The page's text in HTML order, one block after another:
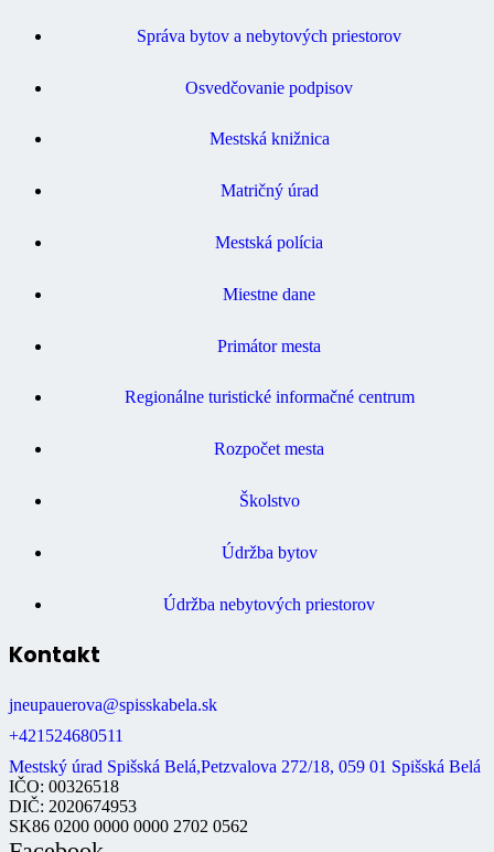
Správa bytov a nebytových priestorov
Osvedčovanie podpisov
Mestská knižnica
Matričný úrad
Mestská polícia
Miestne dane
Primátor mesta
Regionálne turistické informačné centrum
Rozpočet mesta
Školstvo
Údržba bytov
Údržba nebytových priestorov
Kontakt
jneupauerova@spisskabela.sk
+421524680511
Mestský úrad Spišská Belá,Petzvalova 272/18, 059 01 Spišská Belá
IČO: 00326518
DIČ: 2020674953
SK86 0200 0000 0000 2702 0562